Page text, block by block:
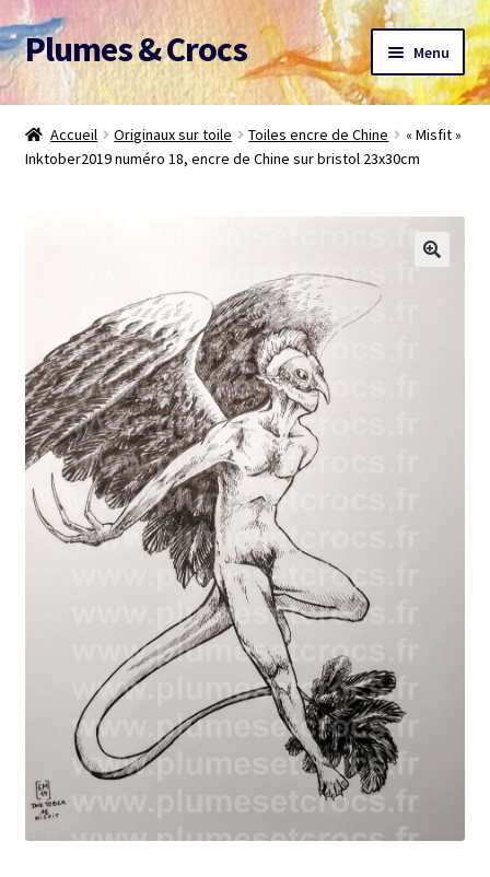
Aller
à
la
navigation
Aller
au
contenu
Plumes & Crocs Menu
Accueil
Devis gratuit
A propos
CGV
Me contacter
Accueil Originaux sur toile Toiles encre de Chine
« Misfit »
Inktober2019 numéro 18, encre de Chine sur bristol 23x30cm